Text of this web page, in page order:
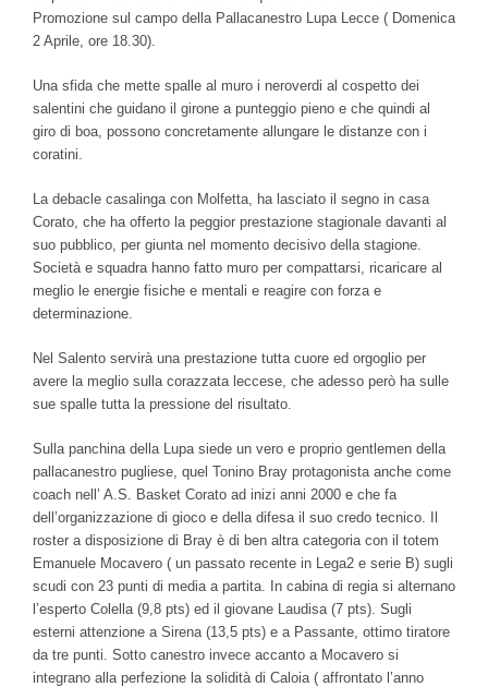
Promozione sul campo della Pallacanestro Lupa Lecce ( Domenica
2 Aprile, ore 18.30).
Una sfida che mette spalle al muro i neroverdi al cospetto dei
salentini che guidano il girone a punteggio pieno e che quindi al
giro di boa, possono concretamente allungare le distanze con i
coratini.
La debacle casalinga con Molfetta, ha lasciato il segno in casa
Corato, che ha offerto la peggior prestazione stagionale davanti al
suo pubblico, per giunta nel momento decisivo della stagione.
Società e squadra hanno fatto muro per compattarsi, ricaricare al
meglio le energie fisiche e mentali e reagire con forza e
determinazione.
Nel Salento servirà una prestazione tutta cuore ed orgoglio per
avere la meglio sulla corazzata leccese, che adesso però ha sulle
sue spalle tutta la pressione del risultato.
Sulla panchina della Lupa siede un vero e proprio gentlemen della
pallacanestro pugliese, quel Tonino Bray protagonista anche come
coach nell’ A.S. Basket Corato ad inizi anni 2000 e che fa
dell’organizzazione di gioco e della difesa il suo credo tecnico. Il
roster a disposizione di Bray è di ben altra categoria con il totem
Emanuele Mocavero ( un passato recente in Lega2 e serie B) sugli
scudi con 23 punti di media a partita. In cabina di regia si alternano
l’esperto Colella (9,8 pts) ed il giovane Laudisa (7 pts). Sugli
esterni attenzione a Sirena (13,5 pts) e a Passante, ottimo tiratore
da tre punti. Sotto canestro invece accanto a Mocavero si
integrano alla perfezione la solidità di Caloia ( affrontato l’anno